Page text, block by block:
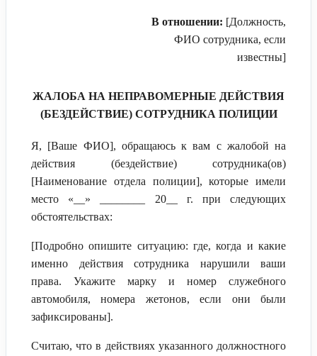
В отношении: [Должность,
ФИО сотрудника, если
известны]
ЖАЛОБА НА НЕПРАВОМЕРНЫЕ ДЕЙСТВИЯ
(БЕЗДЕЙСТВИЕ) СОТРУДНИКА ПОЛИЦИИ
Я, [Ваше ФИО], обращаюсь к вам с жалобой на
действия (бездействие) сотрудника(ов)
[Наименование отдела полиции], которые имели
место «__» ________ 20__ г. при следующих
обстоятельствах:
[Подробно опишите ситуацию: где, когда и какие
именно действия сотрудника нарушили ваши
права. Укажите марку и номер служебного
автомобиля, номера жетонов, если они были
зафиксированы].
Считаю, что в действиях указанного должностного